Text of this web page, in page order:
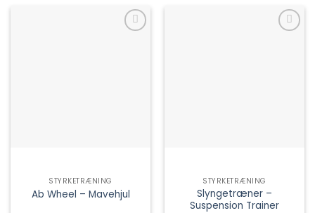
STYRKETRÆNING
Ab Wheel – Mavehjul
STYRKETRÆNING
Slyngetræner –
Suspension Trainer